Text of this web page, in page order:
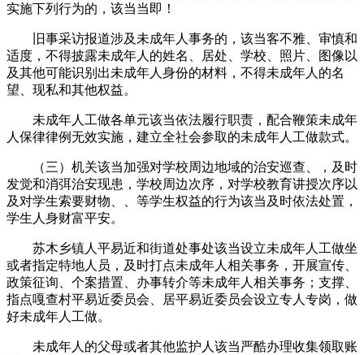
实施下列行为的，该当当即！
旧事采访报道涉及未成年人事务的，该当客不雅、审慎和
适度，不得披露未成年人的姓名、居处、学校、照片、图像以
及其他可能识别出未成年人身份的材料，不得未成年人的名
望、现私和其他权益。
未成年人工做各单元该当依法履行职责，配合鞭策未成年
人保律律例无效实施，建立全社会参取的未成年人工做款式。
（三）机关该当加强对学校周边地域的治安巡查、，及时
发觉和消弭治安现患，学校周边次序，对学校教育讲授次序以
及对学生索要财物、、等学生权益的行为该当及时依法处置，
学生人身财富平安。
苏木乡镇人平易近和街道处事处该当设立未成年人工做坐
或者指定特地人员，及时打点未成年人相关事务，开展宣传、
政策征询、个案措置、办事转介等未成年人相关事务；支撑、
指点嘎查村平易近委员会、居平易近委员会设立专人专岗，做
好未成年人工做。
未成年人的父母或者其他监护人该当严酷办理收集领取账